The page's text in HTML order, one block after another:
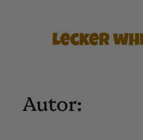
Autor: